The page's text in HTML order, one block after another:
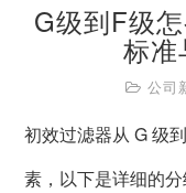
G级到F级
标准
公司
初效过滤器从 G 级
素，以下是详细的